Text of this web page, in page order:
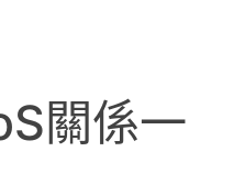
關係一